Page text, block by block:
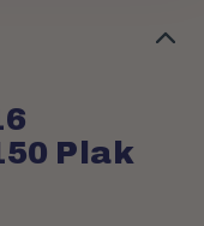
Plak